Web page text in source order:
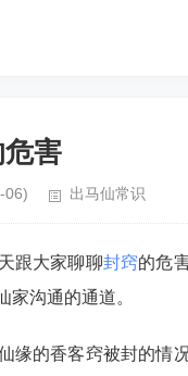
害
06) 出马仙常识
跟大家聊聊封窍的危
家沟通的通道。
缘的香客窍被封的情